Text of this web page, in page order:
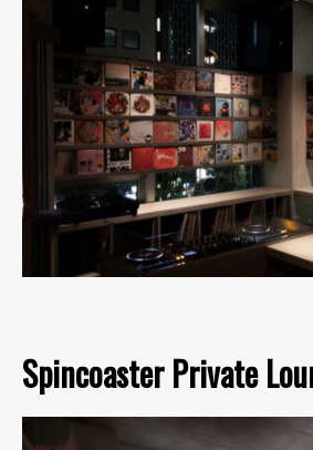
Spincoaster Private